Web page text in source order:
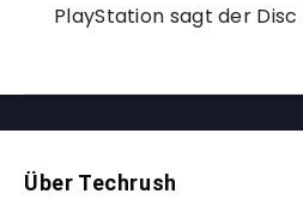
PlayStation sagt der
Über Techrush